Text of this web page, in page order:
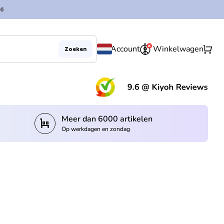
Zoeken Account Winkelwagenshopping_cart
trolley Meer dan 6000 artikelen
Op werkdagen en zondag